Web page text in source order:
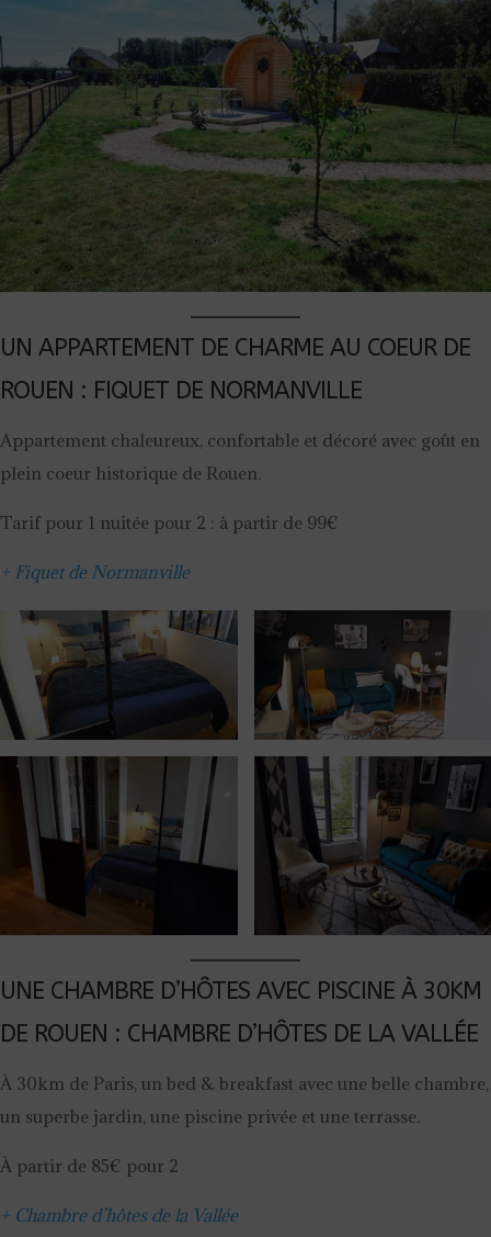
UN APPARTEMENT DE CHARME AU COEUR DE
ROUEN : FIQUET DE NORMANVILLE
Appartement chaleureux, confortable et décoré avec goût en
plein coeur historique de Rouen.
Tarif pour 1 nuitée pour 2 : à partir de 99€
+ Fiquet de Normanville
UNE CHAMBRE D’HÔTES AVEC PISCINE À 30KM
DE ROUEN : CHAMBRE D’HÔTES DE LA VALLÉE
À 30km de Paris, un bed & breakfast avec une belle chambre,
un superbe jardin, une piscine privée et une terrasse.
À partir de 85€ pour 2
+ Chambre d’hôtes de la Vallée